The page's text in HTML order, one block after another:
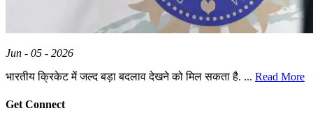
Jun - 05 - 2026
भारतीय क्रिकेट में जल्द बड़ा बदलाव देखने को मिल सकता है. ... Read More
Get Connect